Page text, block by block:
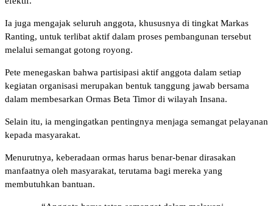
Ia juga mengajak seluruh anggota, khususnya di tingkat Markas
Ranting, untuk terlibat aktif dalam proses pembangunan tersebut
melalui semangat gotong royong.
Pete menegaskan bahwa partisipasi aktif anggota dalam setiap
kegiatan organisasi merupakan bentuk tanggung jawab bersama
dalam membesarkan Ormas Beta Timor di wilayah Insana.
Selain itu, ia mengingatkan pentingnya menjaga semangat pelayanan
kepada masyarakat.
Menurutnya, keberadaan ormas harus benar-benar dirasakan
manfaatnya oleh masyarakat, terutama bagi mereka yang
membutuhkan bantuan.